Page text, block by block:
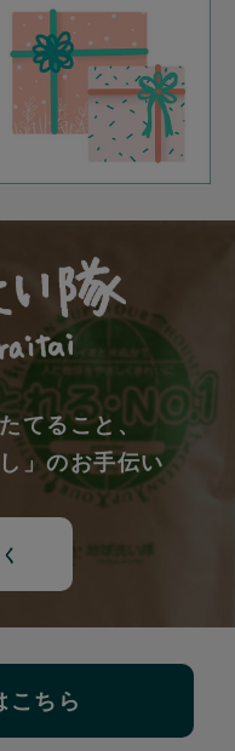
てること、
」のお手伝い
こちら